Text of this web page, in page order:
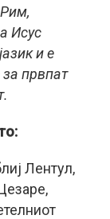
Исус
и е
првпат
Лентул,